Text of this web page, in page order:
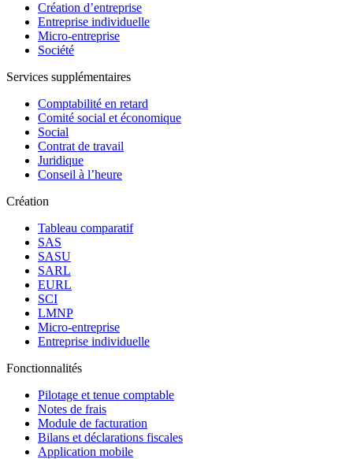
Création d’entreprise
Entreprise individuelle
Micro-entreprise
Société
Services supplémentaires
Comptabilité en retard
Comité social et économique
Social
Contrat de travail
Juridique
Conseil à l’heure
Création
Tableau comparatif
SAS
SASU
SARL
EURL
SCI
LMNP
Micro-entreprise
Entreprise individuelle
Fonctionnalités
Pilotage et tenue comptable
Notes de frais
Module de facturation
Bilans et déclarations fiscales
Application mobile